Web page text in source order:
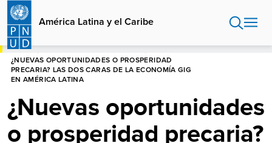
Pasar
contenido
principal
América Latina y el Caribe
HOME
¿NUEVAS OPORTUNIDADES O PROSPERIDAD
PRECARIA? LAS DOS CARAS DE LA ECONOMÍA GIG
EN AMÉRICA LATINA
¿Nuevas oportunidades
o prosperidad precaria?